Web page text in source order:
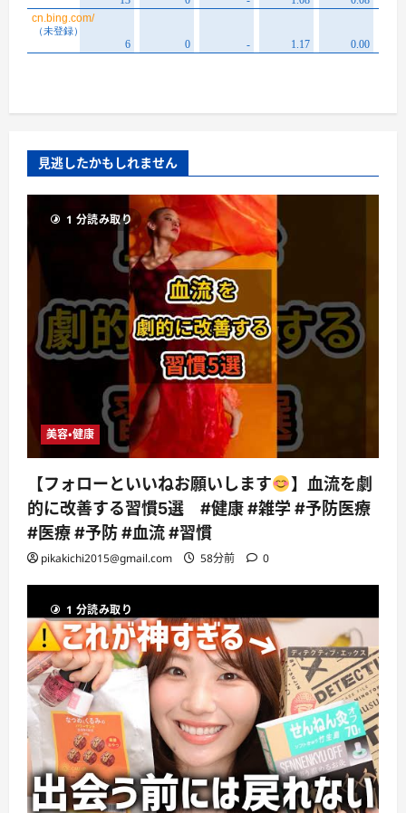
見逃したかもしれません
1 分読み取り
美容・健康
【フォローといいねお願いします
】血流を劇
的に改善する習慣5選 #健康 #雑学 #予防医療
#医療 #予防 #血流 #習慣
pikakichi2015@gmail.com 58分前 0
1 分読み取り